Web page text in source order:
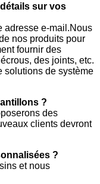
sur vos
adresse e-mail.Nous
nos produits pour
fournir des
des joints, etc.
solutions de système
?
des
clients devront
?
et nous